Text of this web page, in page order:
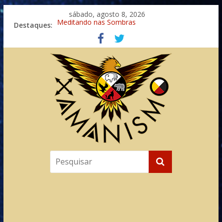
sábado, agosto 8, 2026
Destaques: Meditando nas Sombras
Autosuficiência: A Jornada do Espírito Ancestral
Xamanismo Universal
Totens – Caminho Espiritual – Crescimento
Imaginação na Cura